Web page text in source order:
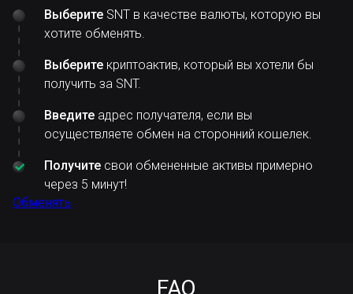
Выберите SNT в качестве валюты, которую вы
хотите обменять.
Выберите криптоактив, который вы хотели бы
получить за SNT.
Введите адрес получателя, если вы
осуществляете обмен на сторонний кошелек.
Получите свои обмененные активы примерно
через 5 минут!
Обменять
FAQ